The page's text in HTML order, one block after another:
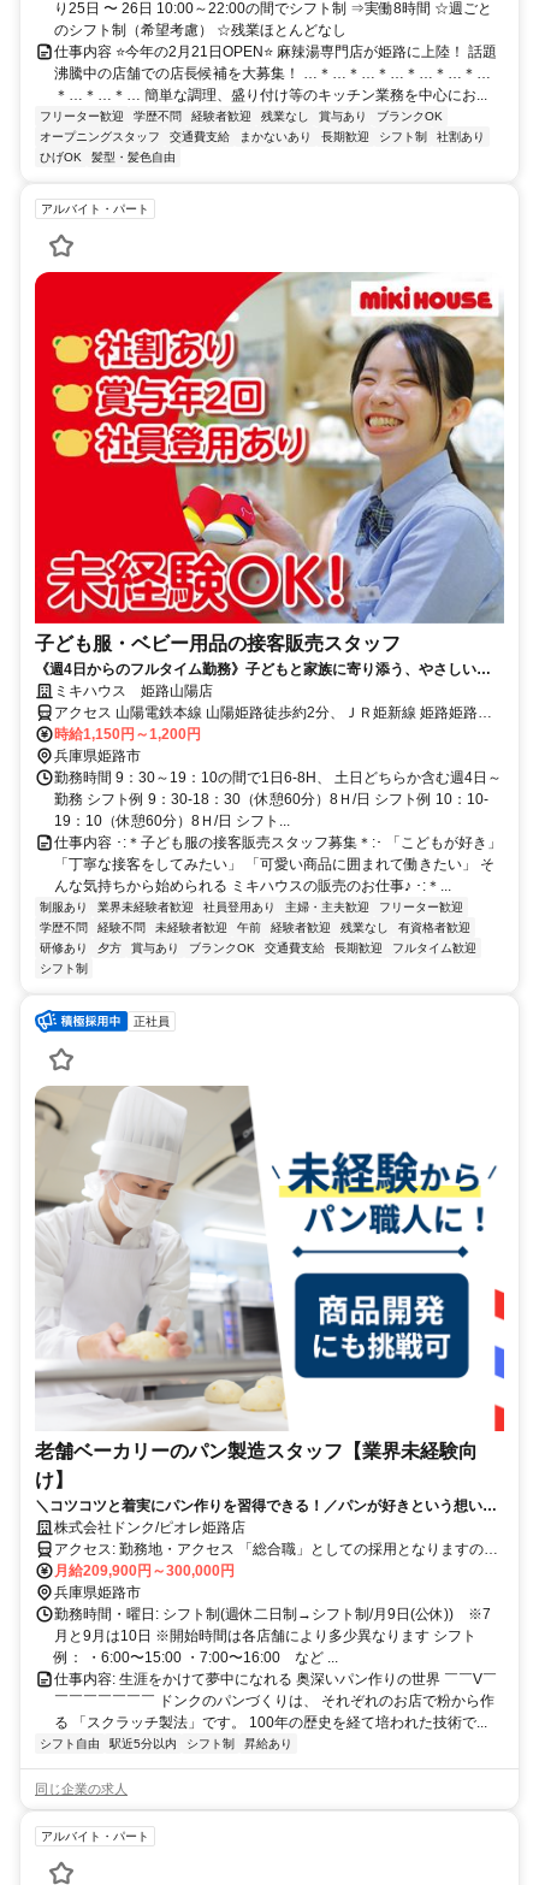
り25日 〜 26日 10:00～22:00の間でシフト制 ⇒実働8時間 ☆週ごと
のシフト制（希望考慮） ☆残業ほとんどなし
仕事内容 ⭐今年の2月21日OPEN⭐ 麻辣湯専門店が姫路に上陸！ 話題
沸騰中の店舗での店長候補を大募集！ …＊…＊…＊…＊…＊…＊…
＊…＊…＊… 簡単な調理、盛り付け等のキッチン業務を中心にお...
フリーター歓迎 学歴不問 経験者歓迎 残業なし 賞与あり
ブランクOK
オープニングスタッフ
交通費支給 まかないあり 長期歓迎 シフト制
社割あり
ひげOK
髪型・髪色自由
アルバイト・パート
子ども服・ベビー用品の接客販売スタッフ
《週4日からのフルタイム勤務》子どもと家族に寄り添う、やさしい接
客のお仕事◎年2回のプチボーナスあり！
ミキハウス 姫路山陽店
アクセス 山陽電鉄本線 山陽姫路徒歩約2分、ＪＲ姫新線 姫路姫路城
口(北口)徒歩約2分、山陽電鉄本線 手柄徒歩約18分
時給1,150円～1,200円
兵庫県姫路市
勤務時間 9：30～19：10の間で1日6-8H、 土日どちらか含む週4日～
勤務 シフト例 9：30-18：30（休憩60分）8Ｈ/日 シフト例 10：10-
19：10（休憩60分）8Ｈ/日 シフト...
仕事内容 ･:＊子ども服の接客販売スタッフ募集＊:･ 「こどもが好き」
「丁寧な接客をしてみたい」 「可愛い商品に囲まれて働きたい」 そ
んな気持ちから始められる ミキハウスの販売のお仕事♪ ･:＊...
制服あり 業界未経験者歓迎 社員登用あり 主婦・主夫歓迎
フリーター歓迎
学歴不問
経験不問 未経験者歓迎 午前 経験者歓迎 残業なし
有資格者歓迎
研修あり
夕方 賞与あり ブランクOK 交通費支給 長期歓迎
フルタイム歓迎
シフト制
正社員
老舗ベーカリーのパン製造スタッフ【業界未経験向
け】
＼コツコツと着実にパン作りを習得できる！／パンが好きという想いを
仕事に。
株式会社ドンク/ピオレ姫路店
アクセス: 勤務地・アクセス 「総合職」としての採用となりますの
で、 将来的にはキャリア形成のための職種変更や、 転居を伴う異動
の可能性もございます。 ●初期配属について 最初の配属店舗について
は、 入社前に希望勤務地をお伺いの上、可能な限り考慮いたします
が、 ご希望や各店の欠員状況を総合的に勘案し、最終決定させてい
ただきます。 ●店舗異動について 一般社員の間は2～3年に一度の間
隔で、 近隣への店舗異動の可能性がございます。 ただし、その際は
ご本人のご事情・希望を確認しながら、 最終的に異動先の決定をさ
せていただいています。 ●勤務先へのアクセス 各店舗最寄駅から徒歩
圏内の立地がほとんどです。 ※一部郊外の店舗もあります。 ※詳し
くはお気軽にお問合せください。
月給209,900円～300,000円
兵庫県姫路市
勤務時間・曜日: シフト制(週休二日制→シフト制/月9日(公休)) ※7
月と9月は10日 ※開始時間は各店舗により多少異なります シフト
例： ・6:00〜15:00 ・7:00〜16:00 など ...
仕事内容: 生涯をかけて夢中になれる 奥深いパン作りの世界 ￣￣V￣
￣￣￣￣￣￣￣ ドンクのパンづくりは、 それぞれのお店で粉から作
る 「スクラッチ製法」です。 100年の歴史を経て培われた技術で...
シフト自由 駅近5分以内 シフト制 昇給あり
同じ企業の求人
アルバイト・パート